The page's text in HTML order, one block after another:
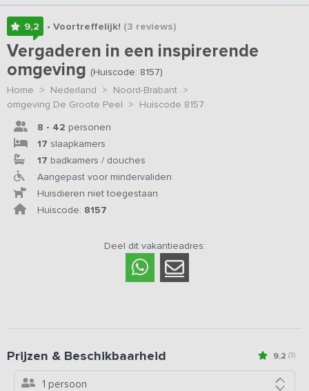
9,2 • Voortreffelijk! (3 reviews)
Vergaderen in een inspirerende
omgeving (Huiscode: 8157)
Home > Nederland > Noord-Brabant >
omgeving De Groote Peel > Huiscode 8157
8 - 42 personen
17 slaapkamers
17 badkamers / douches
Aangepast voor mindervaliden
Huisdieren niet toegestaan
Huiscode: 8157
Deel dit vakantieadres:
9,2 (3)
Prijzen & Beschikbaarheid
1 persoon